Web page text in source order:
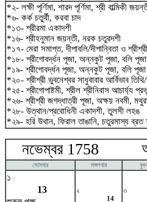
*২- লক্ষী পূর্ণিমা, শারদ পূর্ণিমা, শ্রী বাল্মিকী
*৬- কর্ক চতুর্থী, করবা চাদ
*১৩- শ্রীরমা একাদশী
*১৬- শ্রীহনুমান জয়ন্তী, নরক চতুরদশী
*১৭- মেরা সমাপ্ত, দীপাবলি/দীপান্বিতা ও
*১৮- শ্রীগোবর্দ্ধন পূজা, অন্নকুট পূজা, বলি পূজা
*১৯- শ্রীগোবর্দ্ধন পূজা, অন্নকুট পূজা, বলি পূজা
*২০- শ্রীশ্রী ভুবনেশ্বর সাধুবাবার আর্বিভাব তিথি/
*২৫- শ্রীগোপাষ্টমী, শ্রীল শ্রীনিবাস আচার্য্য
*২৬- শ্রীশ্রী জগদ্ধাত্রী পূজা, অক্ষয় নবমী,
*২৮- উত্থান/প্রবোধিনী একাদশী, তুলসী লহঙ
*২৯- হরি উথান, ফিরাল তাঙানি, চতুরমাস্য
নভেম্বর 1758
সোমবার মঙ্গলবার
১
13
২
14
৩